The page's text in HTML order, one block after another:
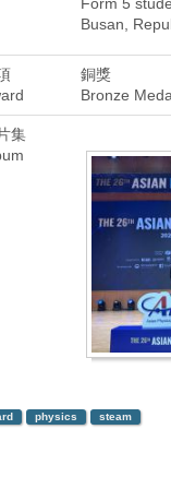
Form 5
Busan,
銅獎
Bronze
集
physics steam